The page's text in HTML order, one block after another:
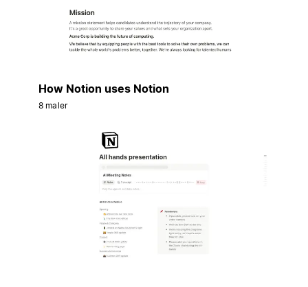
How Notion uses Notion
8 maler